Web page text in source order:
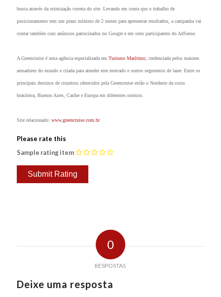
busca através da otimização correta do site. Levando em conta que o trabalho de
posicionamento tem um prazo mínimo de 2 meses para apresentar resultados, a campanha vai
contar também com anúncios patrocinados no Google e em sites participantes do AdSense.
A Greencruise é uma agência especializada em Turismo Marítimo, credenciada pelos maiores
armadores do mundo e criada para atender este mercado e outros segmentos de lazer. Entre os
principais destinos de cruzeiros oferecidos pela Greencruise estão o Nordeste da costa
brasileira, Buenos Aires, Caribe e Europa em diferentes roteiros.
Site relacionado: www.greencruise.com.br
Please rate this
Sample rating item
0
RESPOSTAS
Deixe uma resposta